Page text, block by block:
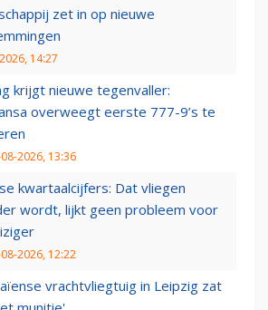
zet in op nieuwe
14:27
krijgt nieuwe tegenvaller:
overweegt eerste 777-9’s te
2026, 13:36
kwartaalcijfers: Dat vliegen
wordt, lijkt geen probleem voor
2026, 12:22
vrachtvliegtuig in Leipzig zat